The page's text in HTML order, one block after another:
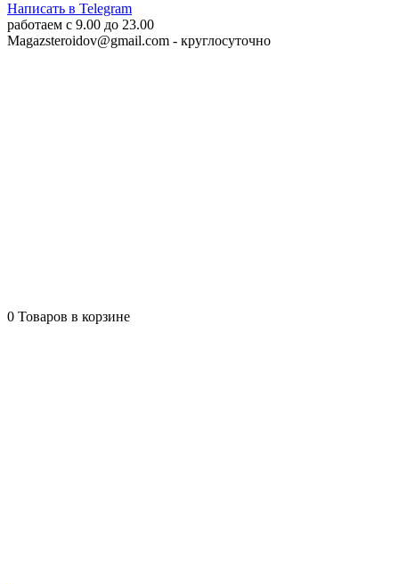
Написать в Telegram
работаем c 9.00 до 23.00
Magazsteroidov@gmail.com - круглосуточно
0 Товаров в корзине